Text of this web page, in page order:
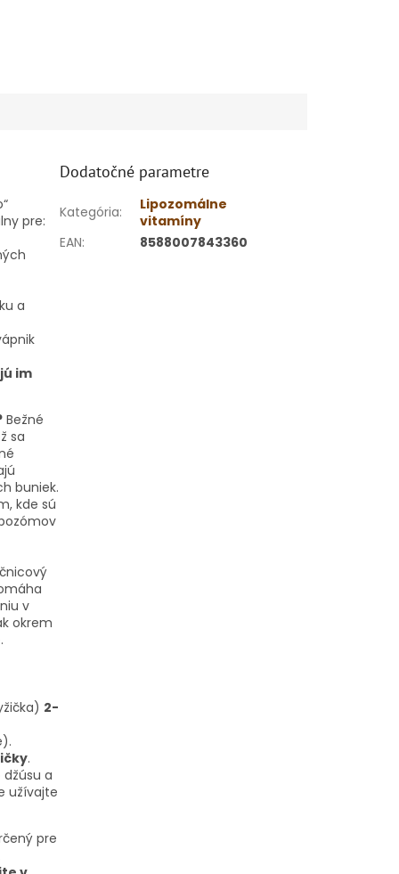
pre:
a
im
Bežné
sa
buniek.
kde sú
v
okrem
2-
.
a
užívajte
pre
Dodatočné parametre
Kategória:
Lipozomálne
vitamíny
EAN: 8588007843360